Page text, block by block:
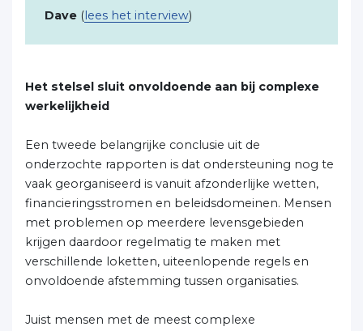
Dave (lees het interview)
Het stelsel sluit onvoldoende aan bij complexe
werkelijkheid
Een tweede belangrijke conclusie uit de
onderzochte rapporten is dat ondersteuning nog te
vaak georganiseerd is vanuit afzonderlijke wetten,
financieringsstromen en beleidsdomeinen. Mensen
met problemen op meerdere levensgebieden
krijgen daardoor regelmatig te maken met
verschillende loketten, uiteenlopende regels en
onvoldoende afstemming tussen organisaties.
Juist mensen met de meest complexe